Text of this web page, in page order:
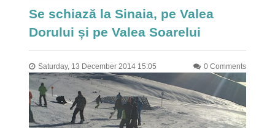
Se schiază la Sinaia, pe Valea
Dorului și pe Valea Soarelui
Saturday, 13 December 2014 15:05 0 Comments